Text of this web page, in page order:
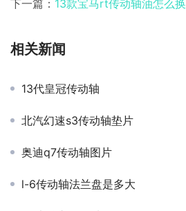
下一篇： 13款宝马rt传动轴油怎么换
相关新闻
13代皇冠传动轴
北汽幻速s3传动轴垫片
奥迪q7传动轴图片
l-6传动轴法兰盘是多大